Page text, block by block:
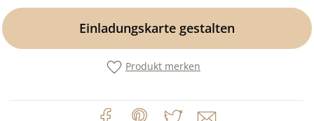
Einladungskarte gestalten
Produkt merken